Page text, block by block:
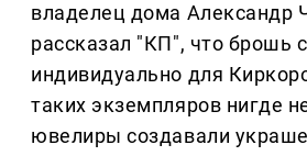
владелец дома Александр
рассказал "КП", что брошь
индивидуально для
таких экземпляров нигде
ювелиры создавали